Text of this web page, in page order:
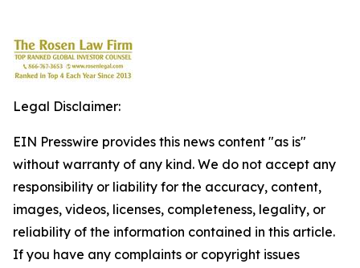
Legal Disclaimer:
EIN Presswire provides this news content "as is"
without warranty of any kind. We do not accept any
responsibility or liability for the accuracy, content,
images, videos, licenses, completeness, legality, or
reliability of the information contained in this article.
If you have any complaints or copyright issues